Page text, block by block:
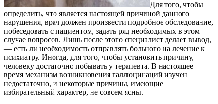
Для того, чтобы
определить, что является настоящей причиной данного
нарушения, врач должен произвести подробное обследование,
побеседовать с пациентом, задать ряд необходимых в этом
случае вопросов. Лишь после этого специалист делает вывод,
— есть ли необходимость отправлять больного на лечение к
психиатру. Иногда, для того, чтобы установить причину,
человеку достаточно побывать у терапевта. В настоящее
время механизм возникновения галлюцинаций изучен
недостаточно, и некоторые причины, имеющие
избирательный характер, не совсем ясны.